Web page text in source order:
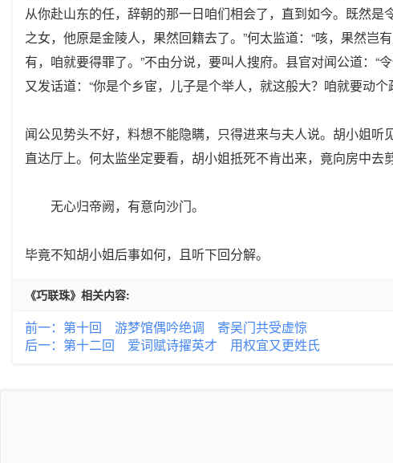
从你赴山东的任，辞朝的那一日咱们相会了，直到如今。既然
之女，他原是金陵人，果然回籍去了。”何太监道：“咳，果然
有，咱就要得罪了。”不由分说，要叫人搜府。县官对闻公道：“
又发话道：“你是个乡宦，儿子是个举人，就这般大？咱就要动个
闻公见势头不好，料想不能隐瞒，只得进来与夫人说。胡小姐听
直达厅上。何太监坐定要看，胡小姐抵死不肯出来，竟向房中去
无心归帝阙，有意向沙门。
毕竟不知胡小姐后事如何，且听下回分解。
《巧联珠》相关内容:
前一：第十回 游梦馆偶吟绝调 寄吴门共受虚惊
后一：第十二回 爱词赋诗擢英才 用权宜又更姓氏